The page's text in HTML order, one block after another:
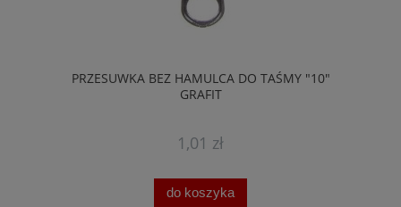
PRZESUWKA BEZ HAMULCA DO TAŚMY "10"
GRAFIT
1,01 zł
do koszyka